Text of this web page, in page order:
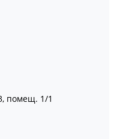
помещ. 1/1